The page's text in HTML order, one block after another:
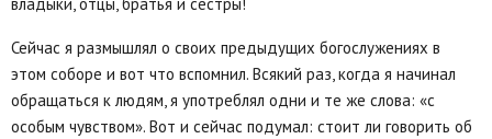
Сейчас я размышлял о своих предыдущих богослужениях в
этом соборе и вот что вспомнил. Всякий раз, когда я начинал
обращаться к людям, я употреблял одни и те же слова: «с
особым чувством». Вот и сейчас подумал: стоит ли говорить об